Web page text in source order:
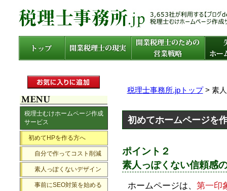
税理士事務所.jpトップ> 素人
初めてホームページを
ポイント２
素人っぽくない信頼感
ホームページは、 第一印
税理士むけホームページ作成
サービス
初めてHPを作る方へ
自分で作ってコスト削減
素人っぽくないデザイン
事前にSEO対策を始める